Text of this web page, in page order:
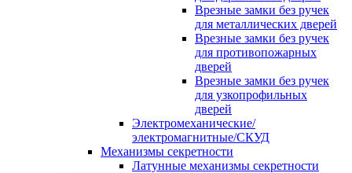
Врезные замки без ручек
для металлических дверей
Врезные замки без ручек
для противопожарных
дверей
Врезные замки без ручек
для узкопрофильных
дверей
Электромеханические/
электромагнитные/СКУД
Механизмы секретности
Латунные механизмы секретности